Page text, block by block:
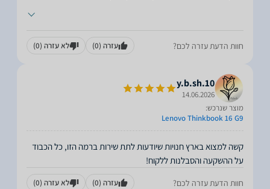
חוות הדעת עזרה לכם? עזרה (0) לא עזרה (0)
y.b.sh.10
14.06.2026
מוצר שנרכש:
Lenovo Thinkbook 16 G9
קשה למצוא בארץ חנויות שיודעות לתת שירות ברמה הזו, כל הכבוד
על ההשקעה והסבלנות ללקוח!
חוות הדעת עזרה לכם? עזרה (0) לא עזרה (0)